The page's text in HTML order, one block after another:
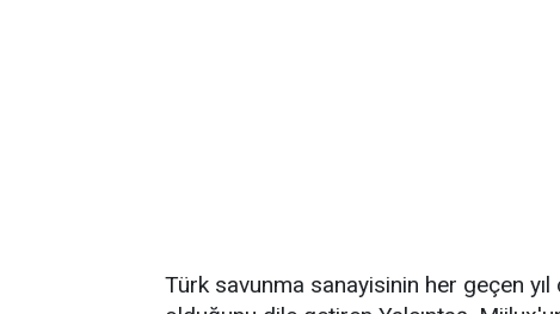
Türk savunma sanayisinin her geçen